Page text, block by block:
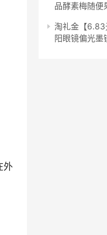
外
品酵素梅随
淘礼金【6.83
阳眼镜偏光